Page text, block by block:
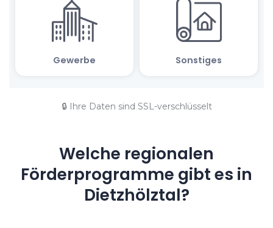
🔒 Ihre Daten sind SSL-verschlüsselt
Welche regionalen
Förderprogramme gibt es in
Dietzhölztal?